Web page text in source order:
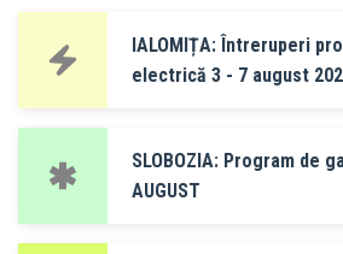
IALOMIȚA: Întreruperi
electrică 3 - 7 august
SLOBOZIA: Program de
AUGUST